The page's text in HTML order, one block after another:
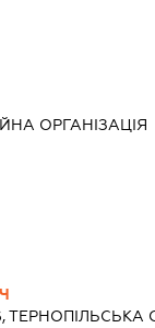
ОРГАНІЗАЦІЯ
ТЕРНОПIЛЬСЬКА